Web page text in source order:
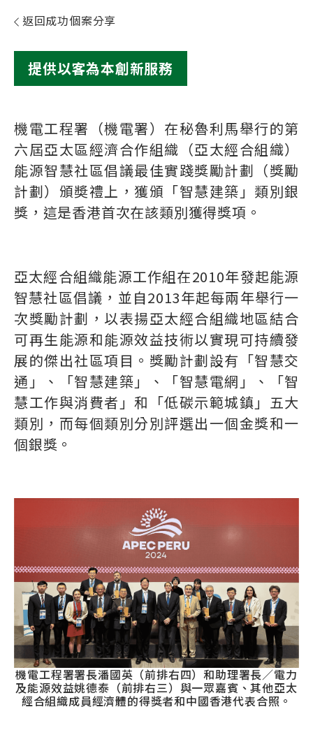
返回成功個案分享
提供以客為本創新服務
機電工程署（機電署）在秘魯利馬舉行的第
六屆亞太區經濟合作組織（亞太經合組織）
能源智慧社區倡議最佳實踐獎勵計劃（獎勵
計劃）頒奬禮上，獲頒「智慧建築」類別銀
獎，這是香港首次在該類別獲得獎項。
亞太經合組織能源工作組在2010年發起能源
智慧社區倡議，並自2013年起每兩年舉行一
次獎勵計劃，以表揚亞太經合組織地區結合
可再生能源和能源效益技術以實現可持續發
展的傑出社區項目。獎勵計劃設有「智慧交
通」、「智慧建築」、「智慧電網」、「智
慧工作與消費者」和「低碳示範城鎮」五大
類別，而每個類別分別評選出一個金獎和一
個銀獎。
機電工程署署長潘國英（前排右四）和助理署長／電力
及能源效益姚德泰（前排右三）與一眾嘉賓、其他亞太
經合組織成員經濟體的得獎者和中國香港代表合照。